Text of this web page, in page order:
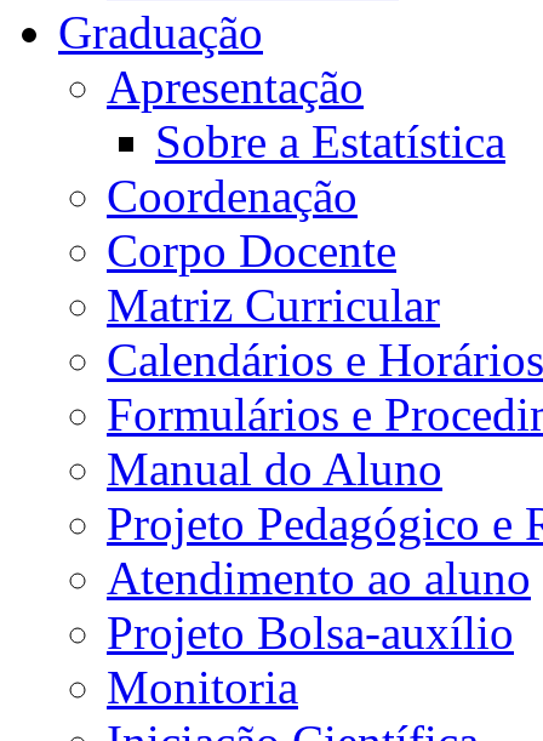
Graduação
Apresentação
Sobre a Estatística
Coordenação
Corpo Docente
Matriz Curricular
Calendários e Horários
Formulários e
Manual do Aluno
Projeto Pedagógico e
Atendimento ao aluno
Projeto Bolsa-auxílio
Monitoria